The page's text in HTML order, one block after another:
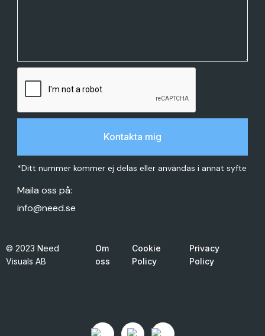
*Ditt nummer kommer ej delas eller användas i annat syfte
Maila oss på:
info@need.se
© 2023 Need
Visuals AB
Om
oss
Cookie
Policy
Privacy
Policy